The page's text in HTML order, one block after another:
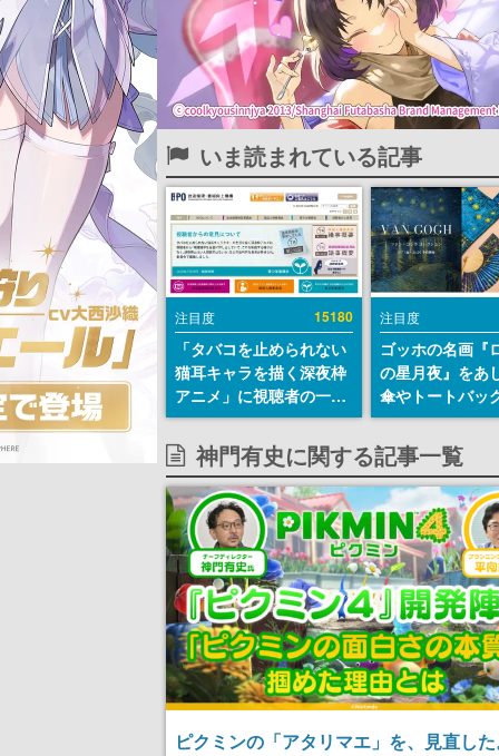
いま読まれている記事
注目度 15180
「タバコを止められない
猫耳キャラを描く深夜枠
アニメ」に視聴者の一部
から批判意見。違法薬物
の使用と思しき描写も含
めて、BPOが議論を交わ
す
注目度
ゴッホの名画『
の星月夜』をあ
傘やトートバッ
登場。8月7日21
日間限定で予約販
神門有史に関する記事一覧
ピクミンの「アタリマエ」を、見直し